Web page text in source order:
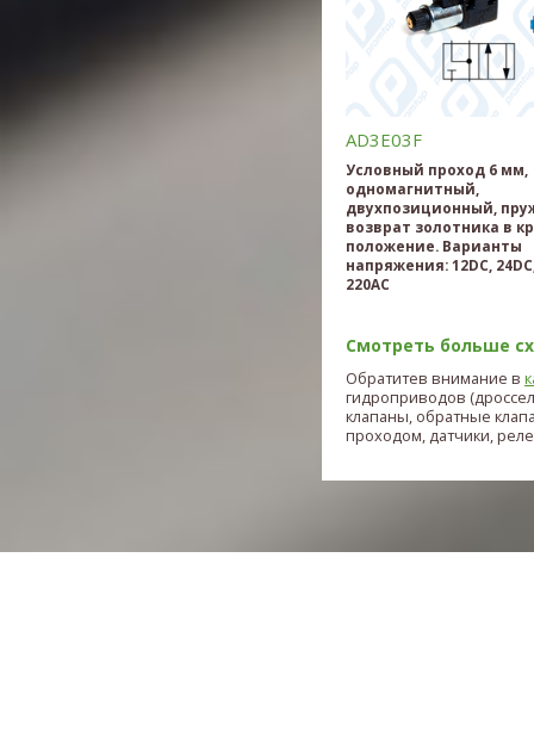
AD3E03F
Условный проход 6 мм,
одномагнитный,
двухпозиционный,
возврат золотника в
положение. Варианты
напряжения: 12DC,
220AC
Смотреть больше
Обратитев внимание в
гидроприводов
клапаны, обратные
проходом, датчики, реле